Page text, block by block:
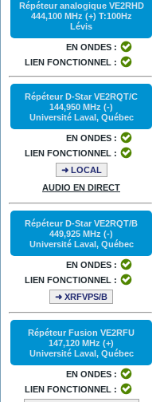
Répéteur analogique VE2RHD
444,100 MHz (+) T:100Hz
Lévis
EN ONDES :
LIEN FONCTIONNEL :
Répéteur D-Star VE2RQT/C
144,950 MHz (-)
Université Laval, Québec
EN ONDES :
LIEN FONCTIONNEL :
➜ LOCAL
AUDIO EN DIRECT
Répéteur D-Star VE2RQT/B
449,925 MHz (-)
Université Laval, Québec
EN ONDES :
LIEN FONCTIONNEL :
➜ XRFVPS/B
Répéteur Fusion VE2RFU
147,120 MHz (+)
Université Laval, Québec
EN ONDES :
LIEN FONCTIONNEL :